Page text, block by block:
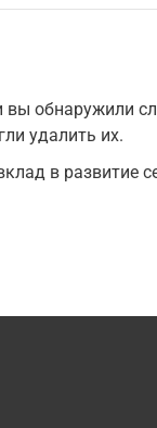
обнаружили
удалить их.
в развитие